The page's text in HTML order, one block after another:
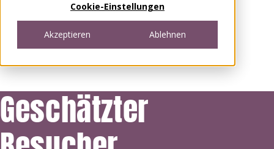
Cookie-Einstellungen
Akzeptieren Ablehnen
Geschätzter